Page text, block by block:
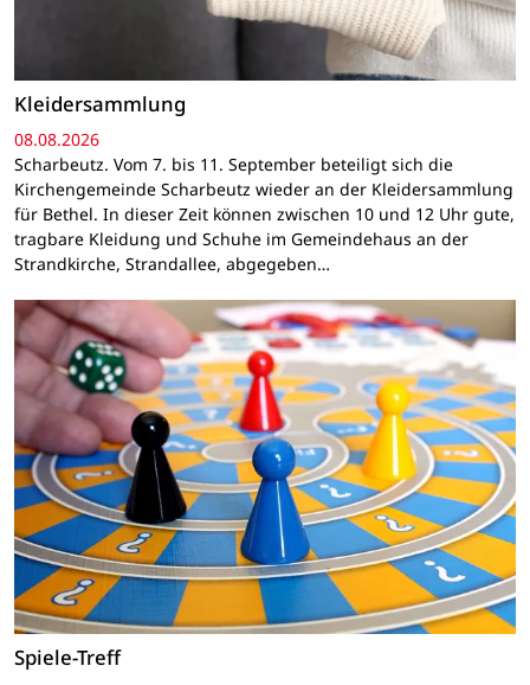
Kleidersammlung
08.08.2026
Scharbeutz. Vom 7. bis 11. September beteiligt sich die
Kirchengemeinde Scharbeutz wieder an der Kleidersammlung
für Bethel. In dieser Zeit können zwischen 10 und 12 Uhr gute,
tragbare Kleidung und Schuhe im Gemeindehaus an der
Strandkirche, Strandallee, abgegeben…
Spiele-Treff